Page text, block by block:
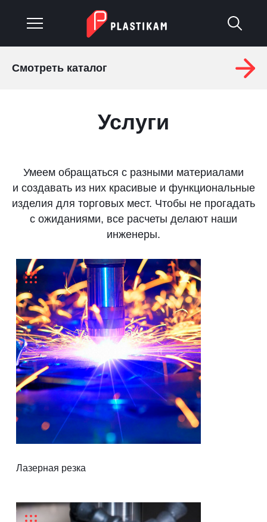
Изделия на заказ
Материалы
Оплата и доставка
Контакты
Отправить заявку
ВОРОНЕЖ
8 (800) 333-72-11
Смотреть каталог
Услуги
Умеем обращаться с разными материалами
и создавать из них красивые и функциональные
изделия для торговых мест. Чтобы не прогадать
с ожиданиями, все расчеты делают наши
инженеры.
Металл
Оргстекло
ДСП
ПЭТ
Лазерная резка